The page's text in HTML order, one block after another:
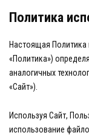
Политика
Настоящая
«Политика»)
аналогичных
«Сайт»).
Используя Сайт,
использование